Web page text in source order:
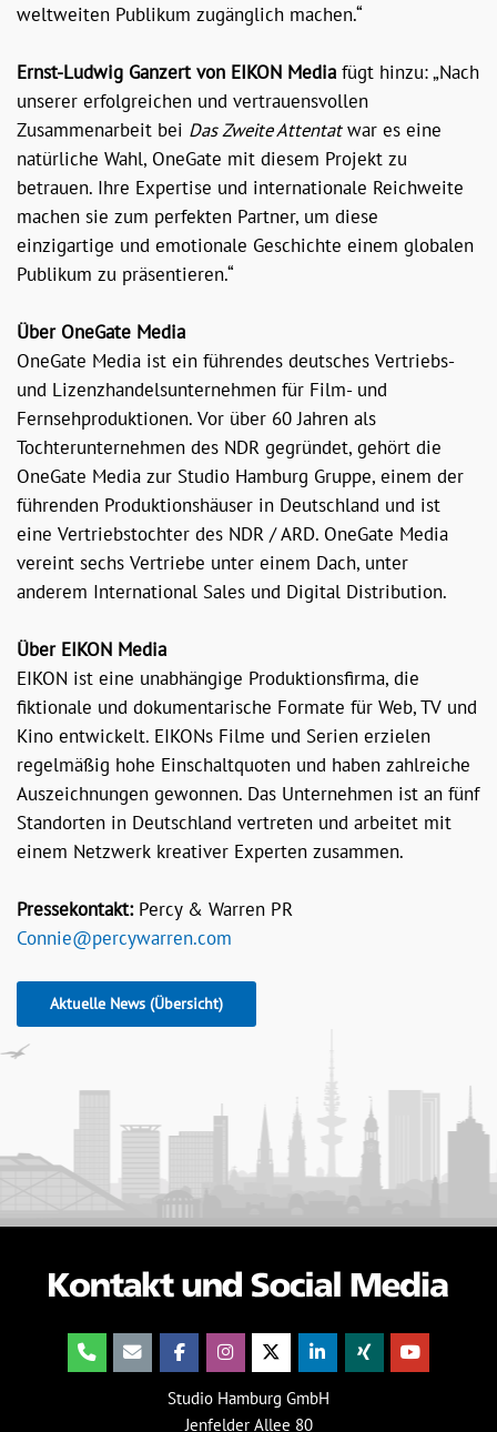
weltweiten Publikum zugänglich machen.“
Ernst-Ludwig Ganzert von EIKON Media fügt hinzu: „Nach
unserer erfolgreichen und vertrauensvollen
Zusammenarbeit bei Das Zweite Attentatwar es eine
natürliche Wahl, OneGate mit diesem Projekt zu
betrauen. Ihre Expertise und internationale Reichweite
machen sie zum perfekten Partner, um diese
einzigartige und emotionale Geschichte einem globalen
Publikum zu präsentieren.“
Über OneGate Media
OneGate Media ist ein führendes deutsches Vertriebs-
und Lizenzhandelsunternehmen für Film- und
Fernsehproduktionen. Vor über 60 Jahren als
Tochterunternehmen des NDR gegründet, gehört die
OneGate Media zur Studio Hamburg Gruppe, einem der
führenden Produktionshäuser in Deutschland und ist
eine Vertriebstochter des NDR / ARD. OneGate Media
vereint sechs Vertriebe unter einem Dach, unter
anderem International Sales und Digital Distribution.
Über EIKON Media
EIKON ist eine unabhängige Produktionsfirma, die
fiktionale und dokumentarische Formate für Web, TV und
Kino entwickelt. EIKONs Filme und Serien erzielen
regelmäßig hohe Einschaltquoten und haben zahlreiche
Auszeichnungen gewonnen. Das Unternehmen ist an fünf
Standorten in Deutschland vertreten und arbeitet mit
einem Netzwerk kreativer Experten zusammen.
Pressekontakt: Percy & Warren PR
Connie@percywarren.com
Aktuelle News (Übersicht)
Studio Hamburg GmbH
Jenfelder Allee 80